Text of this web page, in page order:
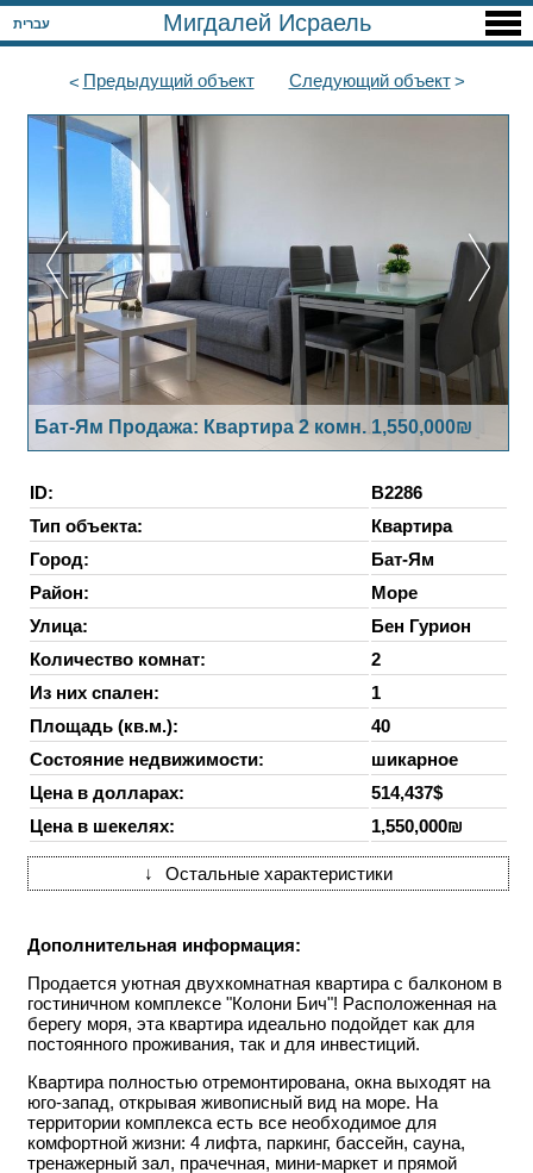
עברית Мигдалей Исраель
Предыдущийобъект Следующийобъект
Бат-Ям Продажа: Квартира 2 комн. 1,550,000₪
ID:
B2286
Тип объекта:
Квартира
Город:
Бат-Ям
Район:
Море
Улица:
Бен Гурион
Количество комнат:
2
Из них спален:
1
Площадь (кв.м.):
40
Состояние недвижимости:
шикарное
Цена в долларах:
514,437$
Цена в шекелях:
1,550,000₪
↓ Остальные характеристики
Дополнительная информация:
Продается уютная двухкомнатная квартира с балконом в
гостиничном комплексе "Колони Бич"! Расположенная на
берегу моря, эта квартира идеально подойдет как для
постоянного проживания, так и для инвестиций.
Квартира полностью отремонтирована, окна выходят на
юго-запад, открывая живописный вид на море. На
территории комплекса есть все необходимое для
комфортной жизни: 4 лифта, паркинг, бассейн, сауна,
тренажерный зал, прачечная, мини-маркет и прямой